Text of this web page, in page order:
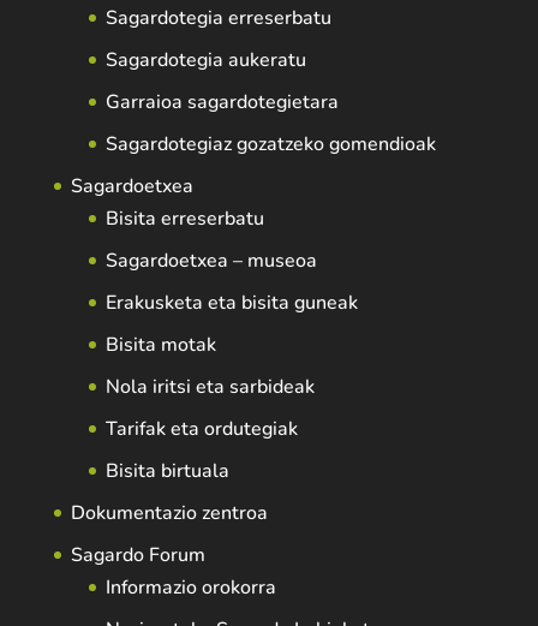
Sagardotegia erreserbatu
Sagardotegia aukeratu
Garraioa sagardotegietara
Sagardotegiaz gozatzeko gomendioak
Sagardoetxea
Bisita erreserbatu
Sagardoetxea – museoa
Erakusketa eta bisita guneak
Bisita motak
Nola iritsi eta sarbideak
Tarifak eta ordutegiak
Bisita birtuala
Dokumentazio zentroa
Sagardo Forum
Informazio orokorra